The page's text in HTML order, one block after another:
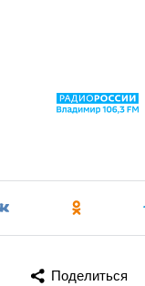
Поделиться